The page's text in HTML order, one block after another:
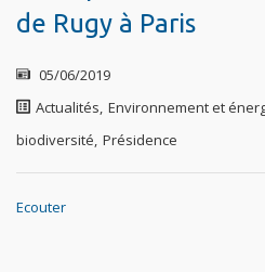
de Rugy à Paris
05/06/2019
Actualités Environnement et
biodiversité Présidence
Ecouter